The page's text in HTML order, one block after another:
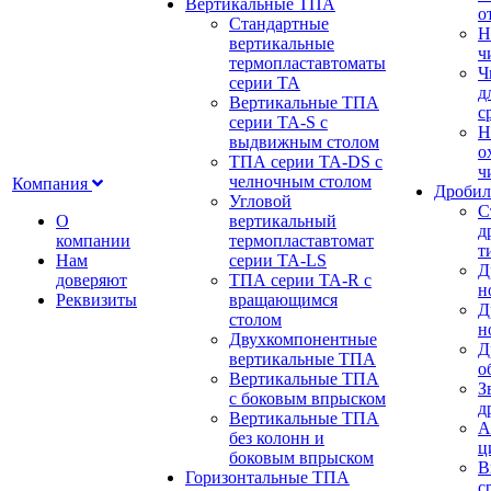
Компания
О
компании
Нам
доверяют
Реквизиты
Вертикальные ТПА
Стандартные
вертикальные
термопластавтоматы
серии ТА
Вертикальные ТПА
серии ТА-S с
выдвижным столом
ТПА серии ТА-DS с
челночным столом
Угловой
вертикальный
термопластавтомат
серии ТА-LS
ТПА серии ТА-R с
вращающимся
столом
Двухкомпонентные
вертикальные ТПА
Вертикальные ТПА
с боковым впрыском
Вертикальные ТПА
без колонн и
боковым впрыском
Горизонтальные ТПА